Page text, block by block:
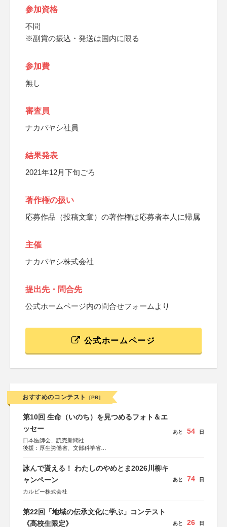
参加資格
不問
※副賞の振込・発送は国内に限る
参加費
無し
審査員
ナカバヤシ社員
結果発表
2021年12月下旬ごろ
著作権の扱い
応募作品（投稿文章）の著作権は応募者本人に帰属
主催
ナカバヤシ株式会社
提出先・問合先
公式ホームページ内の問合せフォームより
公式ホームページ
おすすめのコンテスト [PR]
第10回 生命（いのち）を見つめるフォト＆エ
ッセー
日本医師会、読売新聞社
後援：厚生労働省、文部科学省
しん生命保険株式会社
あと 54 日
詠んで貰える！ わたしのやめとま2026川柳キ
ャンペーン
カルビー株式会社
あと 74 日
第22回「地域の伝承文化に学ぶ」コンテスト
《高校生限定》
あと 26 日